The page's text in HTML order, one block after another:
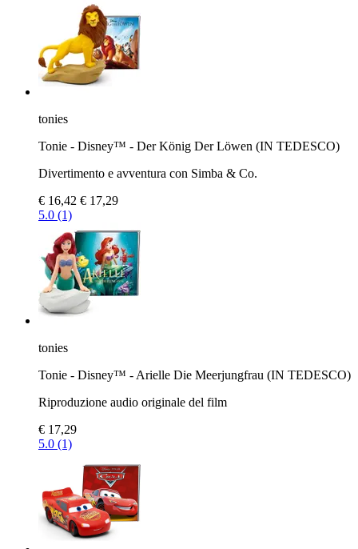
tonies
Tonie - Disney™ - Der König Der Löwen (IN TEDESCO)
Divertimento e avventura con Simba & Co.
€ 16,42 € 17,29
5.0 (1)
tonies
Tonie - Disney™ - Arielle Die Meerjungfrau (IN TEDESCO)
Riproduzione audio originale del film
€ 17,29
5.0 (1)